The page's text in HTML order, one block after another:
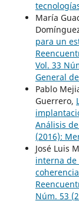
María
para un
Vol. 33
General
Pablo
Guerrero,
Análisis
(2016):
José Luis
interna de
Núm. 53